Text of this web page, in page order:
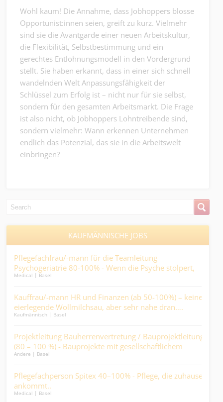
Wohl kaum! Die Annahme, dass Jobhoppers blosse
Opportunist:innen seien, greift zu kurz. Vielmehr
sind sie die Avantgarde einer neuen Arbeitskultur,
die Flexibilität, Selbstbestimmung und ein
gerechtes Entlohnungsmodell in den Vordergrund
stellt. Sie haben erkannt, dass in einer sich schnell
wandelnden Welt Anpassungsfähigkeit der
Schlüssel zum Erfolg ist – nicht nur für sie selbst,
sondern für den gesamten Arbeitsmarkt. Die Frage
ist also nicht, ob Jobhoppers Lohntreibende sind,
sondern vielmehr: Wann erkennen Unternehmen
endlich das Potenzial, das sie in die Arbeitswelt
einbringen?
KAUFMÄNNISCHE JOBS
Pflegefachfrau/-mann für die Teamleitung
Psychogeriatrie 80-100% - Wenn die Psyche stolpert,
darf der Alltag nicht fallen….
Medical | Basel
Kauffrau/-mann HR und Finanzen (ab 50-100%) – keine
eierlegende Wollmilchsau, aber sehr nahe dran….
Kaufmännisch | Basel
Projektleitung Bauherrenvertretung / Bauprojektleitung
(80 – 100 %) - Bauprojekte mit gesellschaftlichem
Mehrwert, statt reine Renditeobjekte.
Andere | Basel
Pflegefachperson Spitex 40–100% - Pflege, die zuhause
ankommt..
Medical | Basel